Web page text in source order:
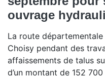
ouvrage
La route
Choisy pendant des
affaissements de talus
d’un montant de 152